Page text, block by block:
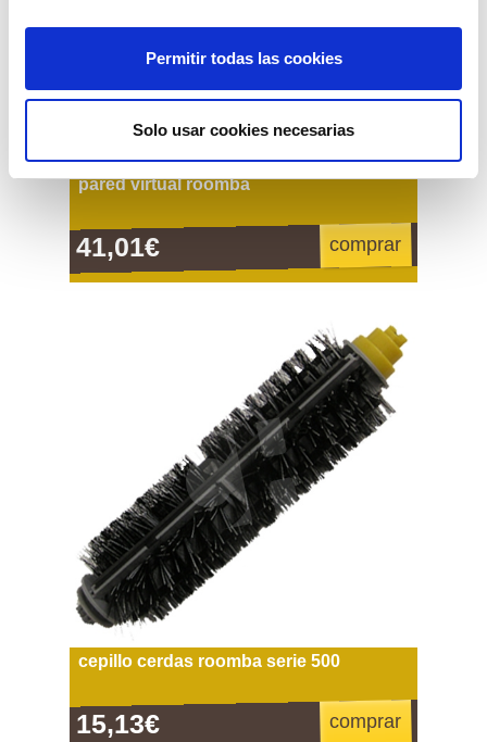
Permitir todas las cookies
Solo usar cookies necesarias
pared virtual roomba
41,01€ comprar
cepillo cerdas roomba serie 500
15,13€ comprar